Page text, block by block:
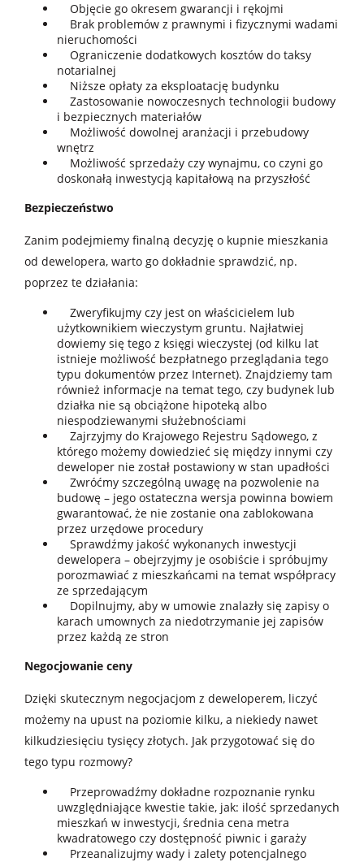
Objęcie go okresem gwarancji i rękojmi
Brak problemów z prawnymi i fizycznymi wadami
nieruchomości
Ograniczenie dodatkowych kosztów do taksy
notarialnej
Niższe opłaty za eksploatację budynku
Zastosowanie nowoczesnych technologii budowy
i bezpiecznych materiałów
Możliwość dowolnej aranżacji i przebudowy
wnętrz
Możliwość sprzedaży czy wynajmu, co czyni go
doskonałą inwestycją kapitałową na przyszłość
Bezpieczeństwo
Zanim podejmiemy finalną decyzję o kupnie mieszkania
od dewelopera, warto go dokładnie sprawdzić, np.
poprzez te działania:
Zweryfikujmy czy jest on właścicielem lub
użytkownikiem wieczystym gruntu. Najłatwiej
dowiemy się tego z księgi wieczystej (od kilku lat
istnieje możliwość bezpłatnego przeglądania tego
typu dokumentów przez Internet). Znajdziemy tam
również informacje na temat tego, czy budynek lub
działka nie są obciążone hipoteką albo
niespodziewanymi służebnościami
Zajrzyjmy do Krajowego Rejestru Sądowego, z
którego możemy dowiedzieć się między innymi czy
deweloper nie został postawiony w stan upadłości
Zwróćmy szczególną uwagę na pozwolenie na
budowę – jego ostateczna wersja powinna bowiem
gwarantować, że nie zostanie ona zablokowana
przez urzędowe procedury
Sprawdźmy jakość wykonanych inwestycji
dewelopera – obejrzyjmy je osobiście i spróbujmy
porozmawiać z mieszkańcami na temat współpracy
ze sprzedającym
Dopilnujmy, aby w umowie znalazły się zapisy o
karach umownych za niedotrzymanie jej zapisów
przez każdą ze stron
Negocjowanie ceny
Dzięki skutecznym negocjacjom z deweloperem, liczyć
możemy na upust na poziomie kilku, a niekiedy nawet
kilkudziesięciu tysięcy złotych. Jak przygotować się do
tego typu rozmowy?
Przeprowadźmy dokładne rozpoznanie rynku
uwzględniające kwestie takie, jak: ilość sprzedanych
mieszkań w inwestycji, średnia cena metra
kwadratowego czy dostępność piwnic i garaży
Przeanalizujmy wady i zalety potencjalnego